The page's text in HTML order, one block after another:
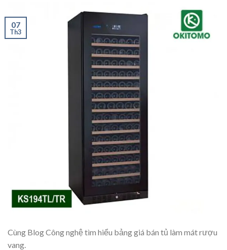
07
Th3
Cùng Blog Công nghệ tìm hiểu bảng giá bán tủ làm mát rượu
vang.